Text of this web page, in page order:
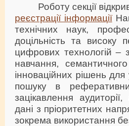
Роботу секції
реєстрації інформації
технічних наук,
доцільність та високу
цифрових технологій –
навчання,
інноваційних рішень
пошуку в
зацікавлення
дані з пріоритетних
зокрема використання